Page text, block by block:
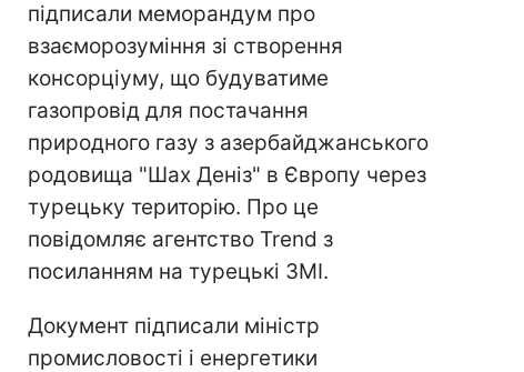
підписали меморандум про
взаєморозуміння зі створення
консорціуму, що будуватиме
газопровід для постачання
природного газу з азербайджанського
родовища "Шах Деніз" в Європу через
турецьку територію. Про це
повідомляє агентство Trend з
посиланням на турецькі ЗМІ.
Документ підписали міністр
промисловості і енергетики